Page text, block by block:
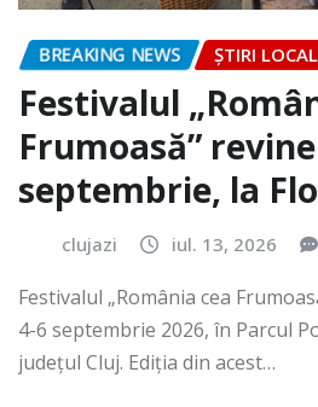
BREAKING NEWS ȘTIRI
Festivalul
Frumoasă”
septembrie, la
clujazi iul. 13, 2026
Festivalul „România cea
4-6 septembrie 2026, în Parcul
județul Cluj. Ediția din acest…